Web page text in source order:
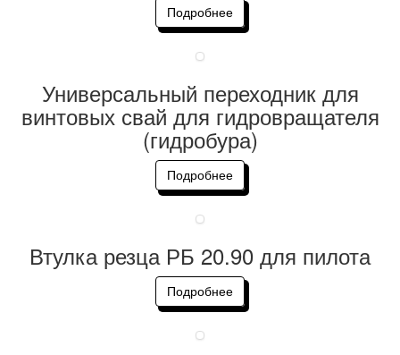
Подробнее
Универсальный переходник для
винтовых свай для гидровращателя
(гидробура)
Подробнее
Втулка резца РБ 20.90 для пилота
Подробнее